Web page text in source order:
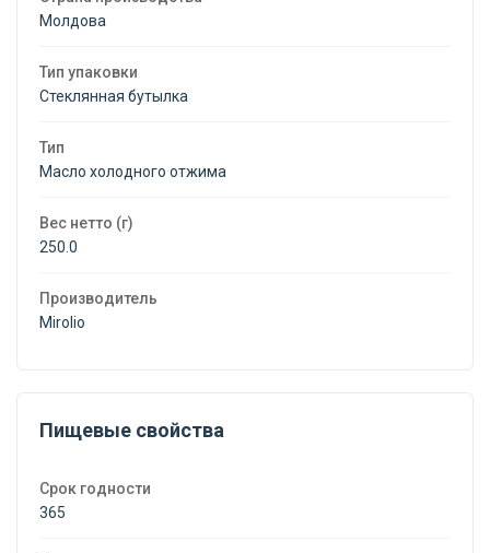
Молдова
Тип упаковки
Стеклянная бутылка
Тип
Масло холодного отжима
Вес нетто (г)
250.0
Производитель
Mirolio
Пищевые свойства
Срок годности
365